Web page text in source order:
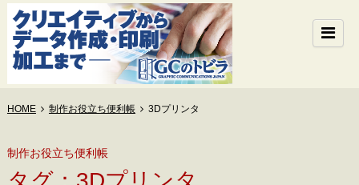
HOME 制作お役立ち便利帳 3Dプリンタ
制作お役立ち便利帳